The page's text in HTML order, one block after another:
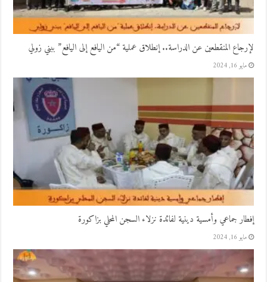
لإرجاع المنقطعين عن الدراسة.. إنطلاق عملية “من اليافع إلى اليافع” ببني زولي
مايو 16, 2024
إفطار جماعي وأمسية دينية لفائدة نزلاء السجن المحلي بزاكورة
مايو 16, 2024